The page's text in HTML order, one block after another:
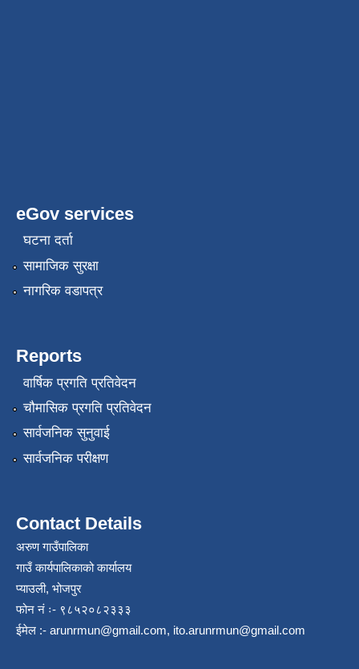
eGov services
घटना दर्ता
सामाजिक सुरक्षा
नागरिक वडापत्र
Reports
वार्षिक प्रगति प्रतिवेदन
चौमासिक प्रगति प्रतिवेदन
सार्वजनिक सुनुवाई
सार्वजनिक परीक्षण
Contact Details
अरुण गाउँपालिका
गाउँ कार्यपालिकाको कार्यालय
प्याउली, भोजपुर
फोन नं ः- ९८५२०८२३३३
ईमेल :- arunrmun@gmail.com, ito.arunrmun@gmail.com